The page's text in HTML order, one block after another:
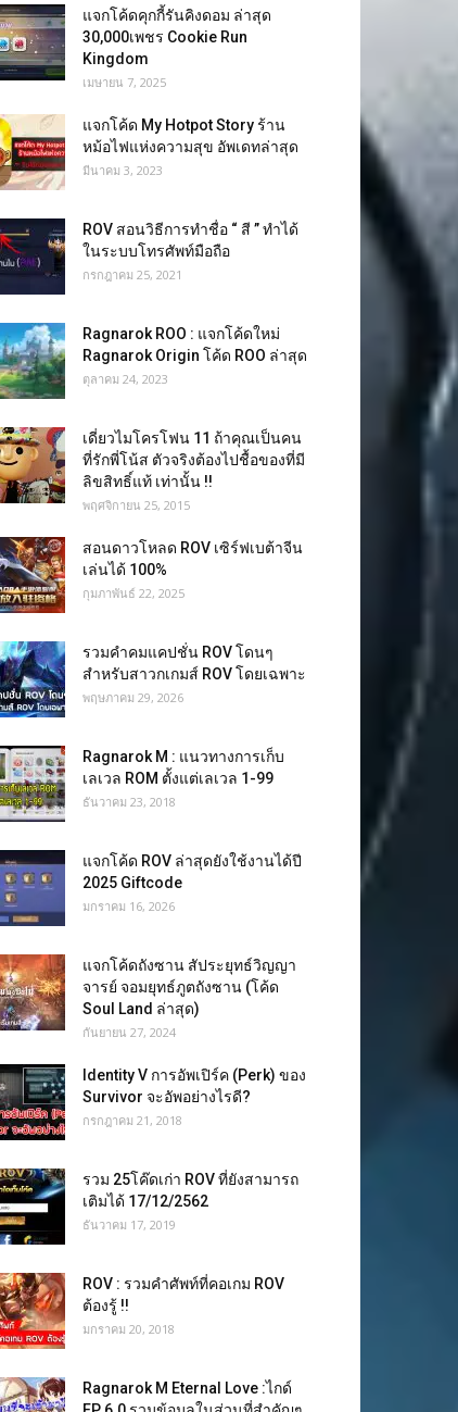
แจกโค้ดคุกกี้รันคิงดอม ล่าสุด
30,000เพชร Cookie Run
Kingdom
เมษายน 7, 2025
แจกโค้ด My Hotpot Story ร้าน
หม้อไฟแห่งความสุข อัพเดทล่าสุด
มีนาคม 3, 2023
ROV สอนวิธีการทำชื่อ “ สี ” ทำได้
ในระบบโทรศัพท์มือถือ
กรกฎาคม 25, 2021
Ragnarok ROO : แจกโค้ดใหม่
Ragnarok Origin โค้ด ROO ล่าสุด
ตุลาคม 24, 2023
เดี่ยวไมโครโฟน 11 ถ้าคุณเป็นคน
ที่รักพี่โน้ส ตัวจริงต้องไปชื้อของที่มี
ลิขสิทธิ์แท้ เท่านั้น !!
พฤศจิกายน 25, 2015
สอนดาวโหลด ROV เซิร์ฟเบต้าจีน
เล่นได้ 100%
กุมภาพันธ์ 22, 2025
รวมคำคมแคปชั่น ROV โดนๆ
สำหรับสาวกเกมส์ ROV โดยเฉพาะ
พฤษภาคม 29, 2026
Ragnarok M : แนวทางการเก็บ
เลเวล ROM ตั้งแต่เลเวล 1-99
ธันวาคม 23, 2018
แจกโค้ด ROV ล่าสุดยังใช้งานได้ปี
2025 Giftcode
มกราคม 16, 2026
แจกโค้ดถังซาน สัประยุทธ์วิญญา
จารย์ จอมยุทธ์ภูตถังซาน (โค้ด
Soul Land ล่าสุด)
กันยายน 27, 2024
Identity V การอัพเปิร์ค (Perk) ของ
Survivor จะอัพอย่างไรดี?
กรกฎาคม 21, 2018
รวม 25โค๊ดเก่า ROV ที่ยังสามารถ
เติมได้ 17/12/2562
ธันวาคม 17, 2019
ROV : รวมคำศัพท์ที่คอเกม ROV
ต้องรู้ !!
มกราคม 20, 2018
Ragnarok M Eternal Love :ไกด์